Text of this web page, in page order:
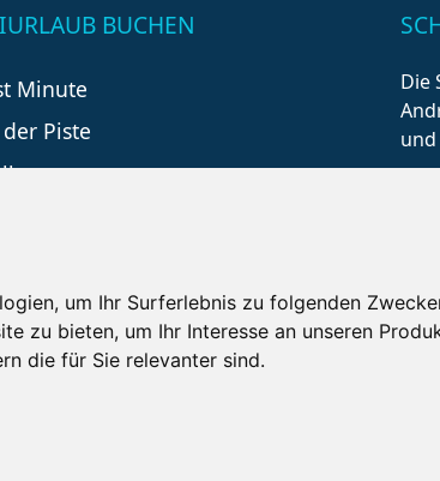
um Ihr Surferlebnis zu folgenden
zu bieten, um Ihr Interesse an unseren
die für Sie relevanter sind.
BUCHEN
Minute
Piste
Die